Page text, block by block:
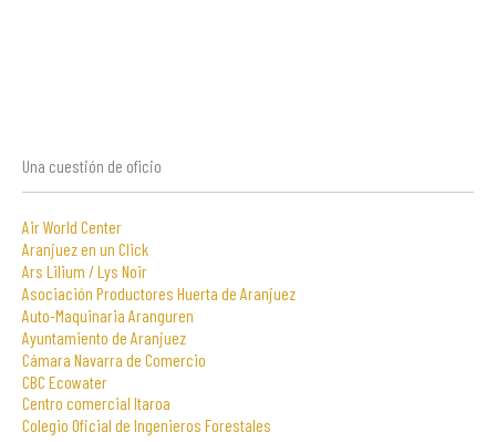
Una cuestión de oficio
Air World Center
Aranjuez en un Click
Ars Lilium / Lys Noir
Asociación Productores Huerta de Aranjuez
Auto-Maquinaria Aranguren
Ayuntamiento de Aranjuez
Cámara Navarra de Comercio
CBC Ecowater
Centro comercial Itaroa
Colegio Oficial de Ingenieros Forestales